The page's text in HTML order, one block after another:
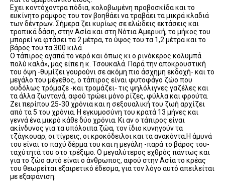
Εχει κοντόχοντρα πόδια, κολοβωμένη προβοσκίδα και το
ευκίνητο ράμφος του τον βοηθάει να τραβάει τα μικρά κλαδιά
των δέντρων. Σήμερα ζει κυρίως σε ελώδεις εκτάσεις και
τροπικά δάση, στην Ασία και στη Νότια Αμερική, το μήκος του
μπορεί να φτάσει τα 2 μέτρα, το ύψος του τα 1,2 μέτρα και το
βάρος του τα 300 κιλά.
Ο τάπιρος αγαπά το νερό και όπως κι ο ρινόκερος κολυμπά
πολύ καλά», μας είπε η κ. Τσουκαλά. Παρά την αποκρουστική
του όψη -θυμίζει γουρούνι σε ακόμη πιο άσχημη εκδοχή- και το
μεγάλο του μέγεθος, ο τάπιρος είναι φυτοφάγο ζώο που
ουδόλως τρόμαζε -και τρομάζει- τις ψηλόλιγνες γαζέλες και
τα άλλα ζωντανά, αφού τρώει μόνο ρίζες, φύλλα και φρούτα.
Ζει περίπου 25-30 χρόνια και η σεξουαλική του ζωή αρχίζει
από τα 5 του χρόνια. Η εγκυμοσύνη του κρατά 13 μήνες και
γεννά ένα μικρό κάθε δύο χρόνια. Κι αν ο τάπιρος είναι
ακίνδυνος για τα υπόλοιπα ζώα, τον ίδιο κυνηγούν τα
τζάγκουαρ, οι τίγρεις, οι κροκόδειλοι και τα ανακόντα.Η άμυνά
του είναι το παχύ δέρμα του και η μεγάλη -παρά το βάρος του-
ταχύτητά του στο τρέξιμο. Ο μεγαλύτερος εχθρός πάντως και
για το ζώο αυτό είναι ο άνθρωπος, αφού στην Ασία το κρέας
του θεωρείται εξαιρετικό έδεσμα, για τον λόγο αυτό απειλείται
με εξαφάνιση.